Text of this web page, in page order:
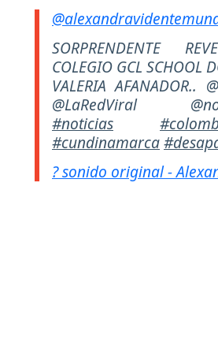
SORPRENDENTE
COLEGIO GCL SCHOOL
VALERIA AFANADOR..
@LaRedViral
#noticias
#cundinamarca
? sonido original -